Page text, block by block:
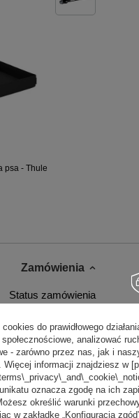
psa - Thule
Zamówienia
Status zamówienia
zareklamować produkt
Chcę zwrócić produkt
Chcę wymienić produkt
do prawidłowego
analizować
- zarówno przez nas, jak i
Więcej informacji znajdziesz w
oznacza zgodę na ich
określić warunki
w zakładkę „Konfiguracja